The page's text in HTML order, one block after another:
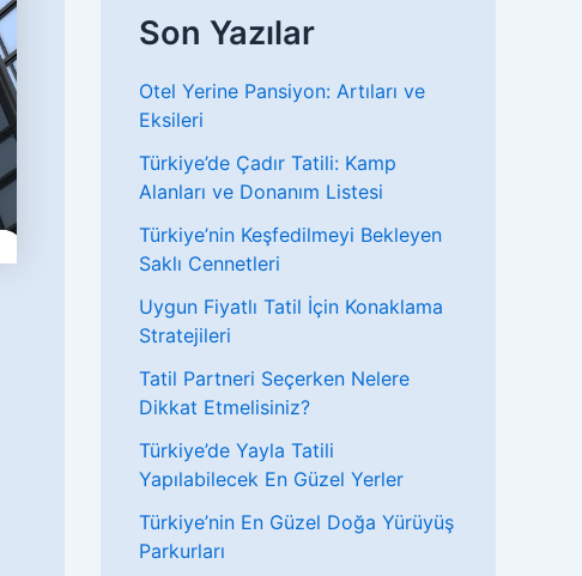
Son Yazılar
Otel Yerine Pansiyon: Artıları ve
Eksileri
Türkiye’de Çadır Tatili: Kamp
Alanları ve Donanım Listesi
Türkiye’nin Keşfedilmeyi Bekleyen
Saklı Cennetleri
Uygun Fiyatlı Tatil İçin Konaklama
Stratejileri
Tatil Partneri Seçerken Nelere
Dikkat Etmelisiniz?
Türkiye’de Yayla Tatili
Yapılabilecek En Güzel Yerler
Türkiye’nin En Güzel Doğa Yürüyüş
Parkurları